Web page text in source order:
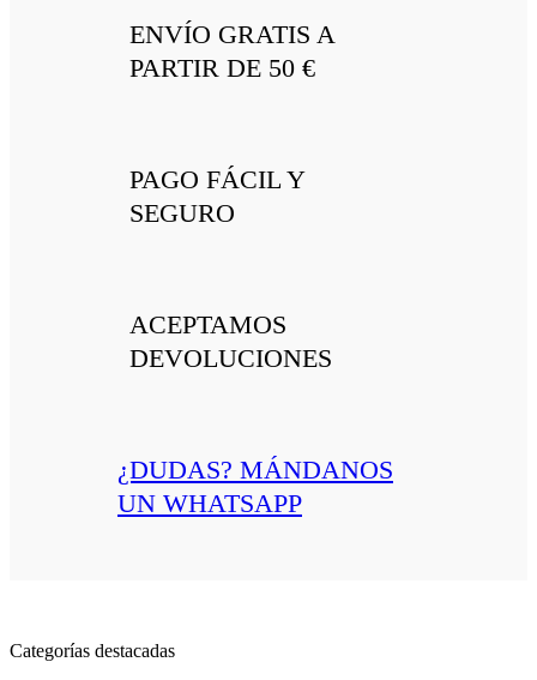
ENVÍO GRATIS A
PARTIR DE 50 €
PAGO FÁCIL Y
SEGURO
ACEPTAMOS
DEVOLUCIONES
¿DUDAS? MÁNDANOS
UN WHATSAPP
Categorías destacadas